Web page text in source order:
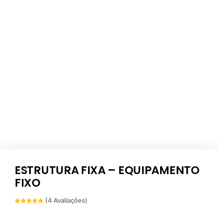
ESTRUTURA FIXA – EQUIPAMENTO
FIXO
(4 Avaliações)